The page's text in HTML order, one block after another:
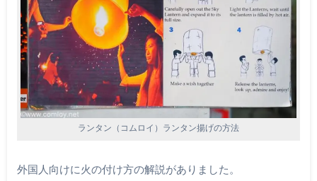
ランタン（コムロイ）ランタン揚げの方法
外国人向けに火の付け方の解説がありました。